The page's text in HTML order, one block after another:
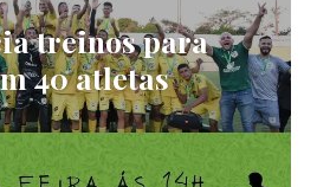
treinos para
40 atletas